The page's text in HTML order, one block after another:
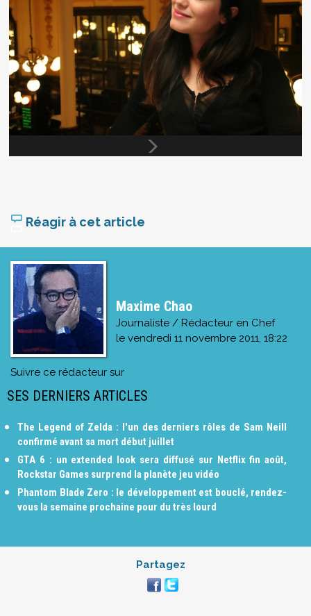
Réagir à cet article
Maxime Chao
Journaliste / Rédacteur en Chef
le vendredi 11 novembre 2011, 18:22
Suivre ce rédacteur sur
SES DERNIERS ARTICLES
The Legend of Zelda : l'un des derniers rôles de Sam Neill
confirmé avant sa mort début juillet
GTA 6 : un extended look sera diffusé sur Netflix fin août,
Rockstar Games surprend la planète jeu vidéo
Phantom Blade Zero : le développement est bouclé, rendez-
vous la semaine prochaine pour du très lourd
Partagez